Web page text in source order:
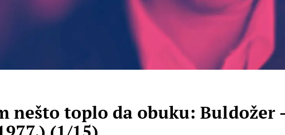
nešto toplo da obuku: Buldožer